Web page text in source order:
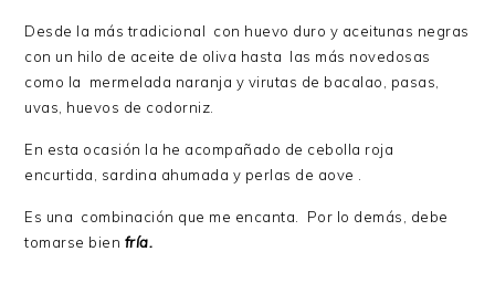
Desde la más tradicional con huevo duro y aceitunas negras
con un hilo de aceite de oliva hasta las más novedosas
como la mermelada naranja y virutas de bacalao, pasas,
uvas, huevos de codorniz.
En esta ocasión la he acompañado de cebolla roja
encurtida, sardina ahumada y perlas de aove .
Es una combinación que me encanta. Por lo demás, debe
tomarse bien fría.